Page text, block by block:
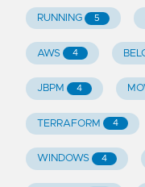
RUNNING 5
AWS 4
JBPM 4
TERRAFORM 4
WINDOWS 4